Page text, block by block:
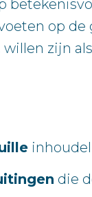
op
zijn
die